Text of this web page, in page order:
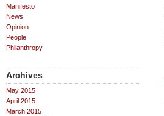
Manifesto
News
Opinion
People
Philanthropy
Archives
May 2015
April 2015
March 2015